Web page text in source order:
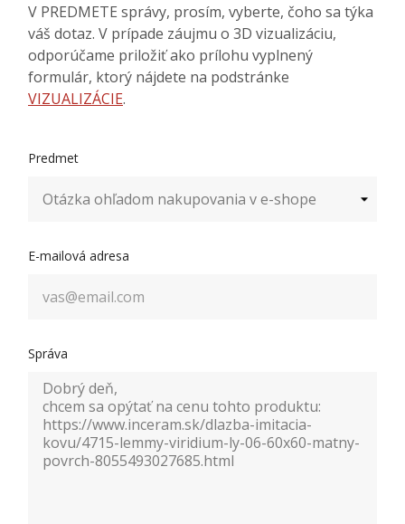
V PREDMETE správy, prosím, vyberte, čoho sa týka
váš dotaz. V prípade záujmu o 3D vizualizáciu,
odporúčame priložiť ako prílohu vyplnený
formulár, ktorý nájdete na podstránke
VIZUALIZÁCIE.
Predmet
E-mailová adresa
Správa